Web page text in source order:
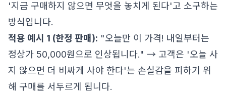
'지금 구매하지 않으면 무엇을 놓치게 된다'고 소구하는
방식입니다.
적용 예시 1 (한정 판매): "오늘만 이 가격! 내일부터는
정상가 50,000원으로 인상됩니다." → 고객은 '오늘 사
지 않으면 더 비싸게 사야 한다'는 손실감을 피하기 위
해 구매를 서두르게 됩니다.